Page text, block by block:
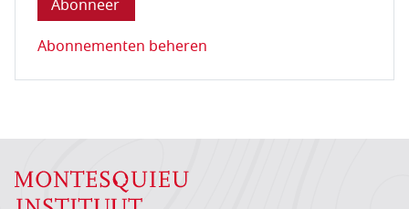
Abonnementen beheren